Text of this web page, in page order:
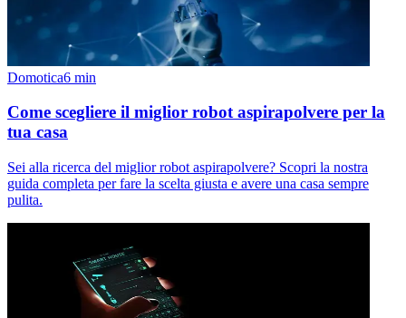
Domotica6 min
Come scegliere il miglior robot aspirapolvere per la
tua casa
Sei alla ricerca del miglior robot aspirapolvere? Scopri la nostra
guida completa per fare la scelta giusta e avere una casa sempre
pulita.